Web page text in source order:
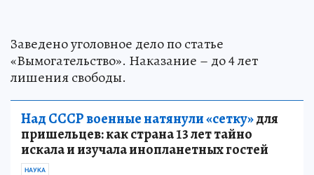
Заведено уголовное дело по статье
«Вымогательство». Наказание – до 4 лет
лишения свободы.
Над СССР военные натянули «сетку»для
пришельцев: как страна 13 лет тайно
искала и изучала инопланетных гостей
НАУКА